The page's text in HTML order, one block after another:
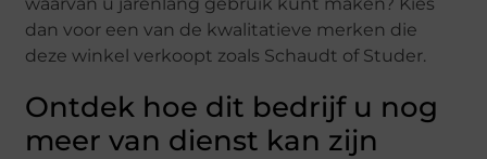
dan voor een van de kwalitatieve merken die
deze winkel verkoopt zoals Schaudt of Studer.
Ontdek hoe dit bedrijf u nog
meer van dienst kan zijn